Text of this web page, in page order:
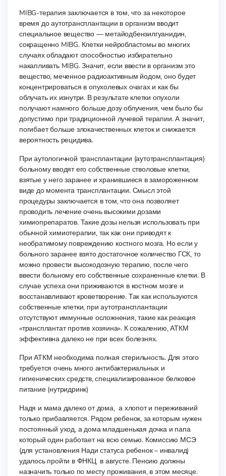
MIBG-терапия заключается в том, что за некоторое
время до аутотрансплантации в организм вводит
специальное вещество — метайодбензилгуанидин,
сокращенно MIBG. Клетки нейробластомы во многих
случаях обладают способностью избирательно
накапливать MIBG. Значит, если ввести в организм это
вещество, меченное радиоактивным йодом, оно будет
концентрироваться в опухолевых очагах и как бы
облучать их изнутри. В результате клетки опухоли
получают намного больше дозу облучения, чем было бы
допустимо при традиционной лучевой терапии. А значит,
погибает больше злокачественных клеток и снижается
вероятность рецидива.
При аутологичной трансплантации (аутотрансплантация)
больному вводят его собственные стволовые клетки,
взятые у него заранее и хранившиеся в замороженном
виде до момента трансплантации. Смысл этой
процедуры заключается в том, что она позволяет
проводить лечение очень высокими дозами
химиопрепаратов. Такие дозы нельзя использовать при
обычной химиотерапии, так как они приводят к
необратимому повреждению костного мозга. Но если у
больного заранее взято достаточное количество ГСК, то
можно провести высокодозную терапию, после чего
ввести больному его собственные сохраненные клетки. В
случае успеха они приживаются в костном мозге и
восстанавливают кроветворение. Так как используются
собственные клетки, при аутотрансплантации
отсутствуют иммунные осложнения, такие как реакция
«трансплантат против хозяина». К сожалению, АТКМ
эффективна далеко не при всех болезнях.
При АТКМ необходима полная стерильность. Для этого
требуется очень много антибактериальных и
гигиенических средств, специализированное белковое
питание (нутридринк)
Надя и мама далеко от дома, а хлопот и переживаний
только прибавляется. Рядом ребенок, за которым нужен
постоянный уход, а дома младшенькая дочка и папа
который один работает на всю семью. Комиссию МСЭ
(для установления Нади статуса ребенок – инвалид)
удалось пройти в ФНКЦ в августе. Пенсию должны
назначить только по месту проживания, в этом месяце.